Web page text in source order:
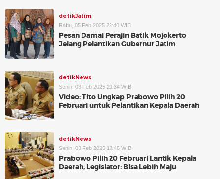
detikJatim
Rabu, 05 Feb 2025 22:40 WIB
Pesan Damai Perajin Batik Mojokerto
Jelang Pelantikan Gubernur Jatim
detikNews
Senin, 03 Feb 2025 20:34 WIB
Video: Tito Ungkap Prabowo Pilih 20
Februari untuk Pelantikan Kepala Daerah
detikNews
Senin, 03 Feb 2025 18:45 WIB
Prabowo Pilih 20 Februari Lantik Kepala
Daerah, Legislator: Bisa Lebih Maju